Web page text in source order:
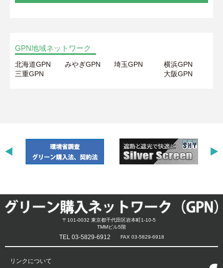
GPN地域ネットワーク
北海道GPN みやぎGPN 埼玉GPN
横浜GPN
三重GPN
大阪GPN
〒101-0032 東京都千代田区岩本町1-10-5
TMMビル5階
TEL 03-5829-6912 FAX 03-5829-6918
リンクについて